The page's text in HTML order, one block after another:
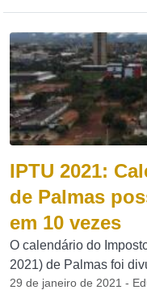
IPTU 2021:
de Palmas
em 10 vezes
O calendário do
2021) de Palmas foi
29 de janeiro de 2021 -